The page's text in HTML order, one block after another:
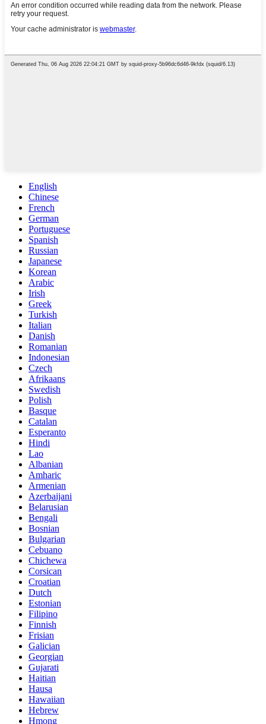
English
Chinese
French
German
Portuguese
Spanish
Russian
Japanese
Korean
Arabic
Irish
Greek
Turkish
Italian
Danish
Romanian
Indonesian
Czech
Afrikaans
Swedish
Polish
Basque
Catalan
Esperanto
Hindi
Lao
Albanian
Amharic
Armenian
Azerbaijani
Belarusian
Bengali
Bosnian
Bulgarian
Cebuano
Chichewa
Corsican
Croatian
Dutch
Estonian
Filipino
Finnish
Frisian
Galician
Georgian
Gujarati
Haitian
Hausa
Hawaiian
Hebrew
Hmong